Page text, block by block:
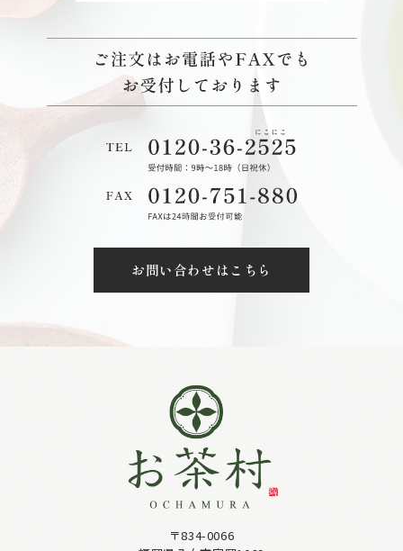
お問い合わせはこちら
〒834-0066